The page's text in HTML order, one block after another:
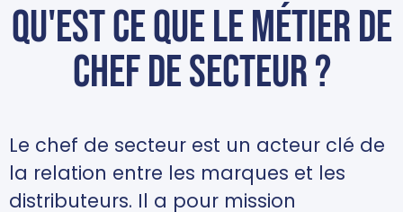
Qu'est ce que le métier de
chef de secteur ?
Le chef de secteur est un acteur clé de
la relation entre les marques et les
distributeurs. Il a pour mission